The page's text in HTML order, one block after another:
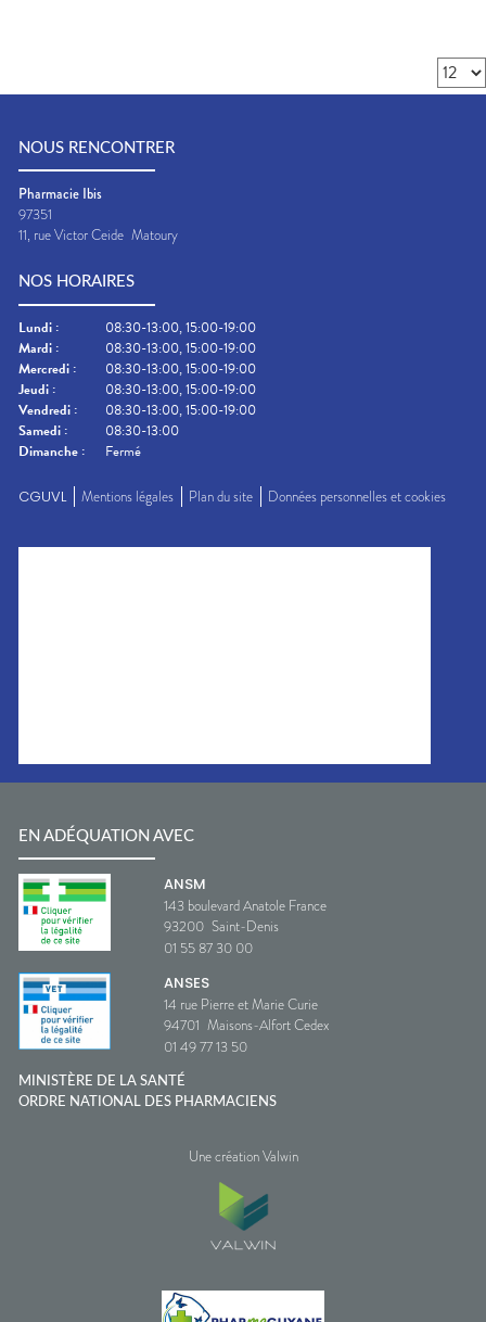
NOUS RENCONTRER
Pharmacie Ibis
97351
11, rue Victor Ceide Matoury
NOS HORAIRES
Lundi :
08:30-13:00, 15:00-19:00
Mardi :
08:30-13:00, 15:00-19:00
Mercredi :
08:30-13:00, 15:00-19:00
Jeudi :
08:30-13:00, 15:00-19:00
Vendredi :
08:30-13:00, 15:00-19:00
Samedi :
08:30-13:00
Dimanche : Fermé
CGUVL Mentions légales Plan du site Données personnelles et cookies
EN ADÉQUATION AVEC
ANSM
143 boulevard Anatole France
93200 Saint-Denis
01 55 87 30 00
ANSES
14 rue Pierre et Marie Curie
94701 Maisons-Alfort Cedex
01 49 77 13 50
MINISTÈRE DE LA SANTÉ
ORDRE NATIONAL DES PHARMACIENS
Une création Valwin